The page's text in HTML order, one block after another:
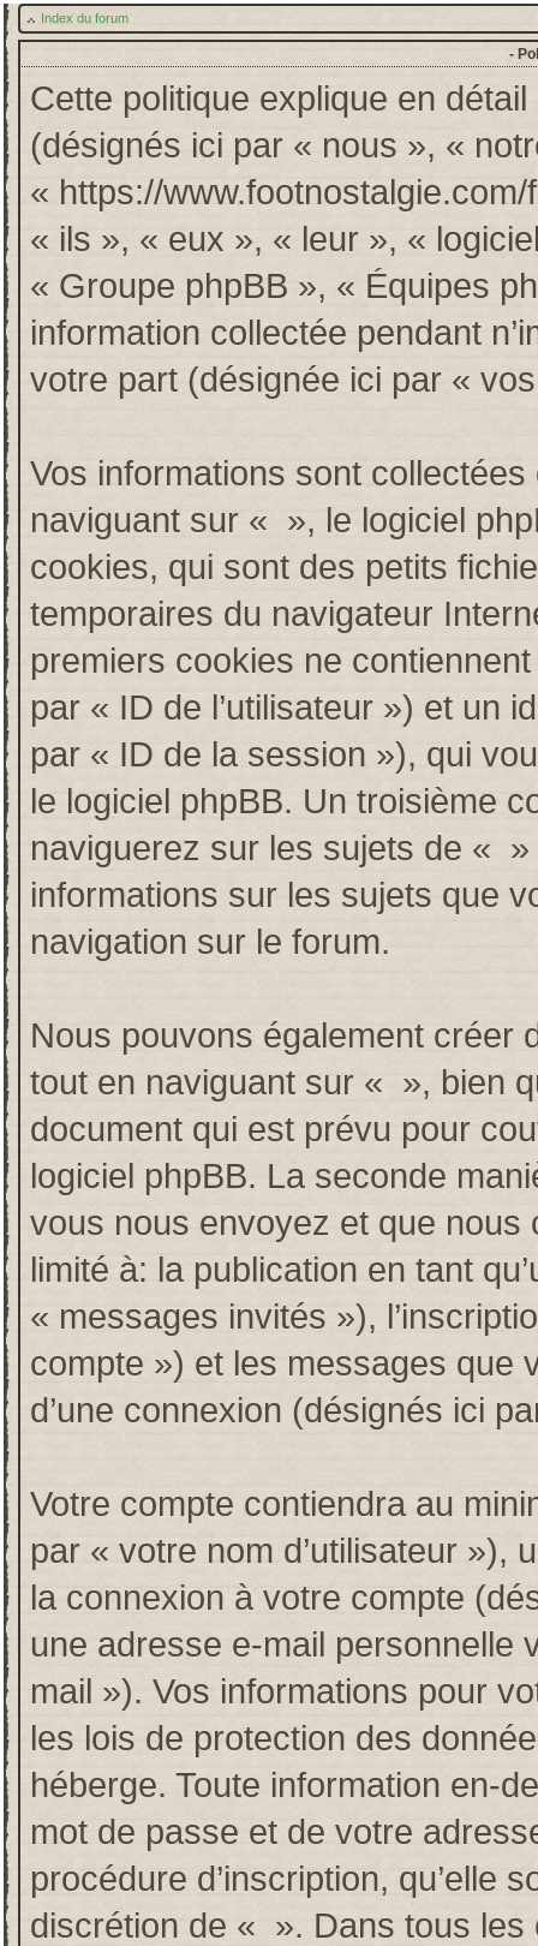
Index du forum
-
Cette politique explique en
(désignés ici par « nous », «
« https://
« ils », « eux », « leur », «
« Groupe phpBB », « Équipes
information collectée pendant
votre part (désignée ici par «
Vos informations sont
naviguant sur « », le logiciel
cookies, qui sont des petits
temporaires du navigateur
premiers cookies ne
par « ID de l’utilisateur ») et un
par « ID de la session »), qui
le logiciel phpBB. Un troisième
naviguerez sur les sujets de «
informations sur les sujets que
navigation sur le forum.
Nous pouvons également créer
tout en naviguant sur « », bien
document qui est prévu pour
logiciel phpBB. La seconde
vous nous envoyez et que nous
limité à: la publication en tant
« messages invités »),
compte ») et les messages que
d’une connexion (désignés ici
Votre compte contiendra au
par « votre nom d’utilisateur »),
la connexion à votre compte
une adresse e-mail personnelle
mail »). Vos informations pour
les lois de protection des
héberge. Toute information en-
mot de passe et de votre
procédure d’inscription, qu’elle
discrétion de « ». Dans tous